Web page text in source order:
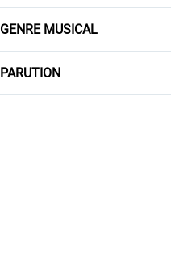
GENRE MUSICAL
PARUTION